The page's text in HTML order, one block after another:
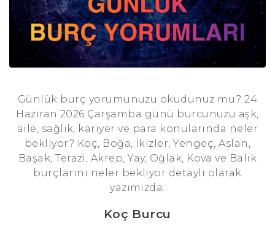
Günlük burç yorumunuzu okudunuz mu? 24
Haziran 2026 Çarşamba günü burcunuzu aşk,
aile, sağlık, kariyer ve para konularında neler
bekliyor? Koç, Boğa, İkizler, Yengeç, Aslan,
Başak, Terazi, Akrep, Yay, Oğlak, Kova ve Balık
burçlarını neler bekliyor detaylı olarak
yazımızda.
Koç Burcu